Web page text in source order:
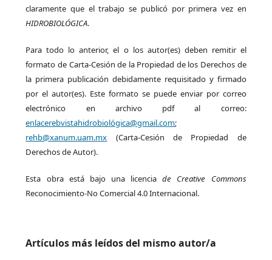
claramente que el trabajo se publicó por primera vez en
HIDROBIOLÓGICA.
Para todo lo anterior, el o los autor(es) deben remitir el
formato de Carta-Cesión de la Propiedad de los Derechos de
la primera publicación debidamente requisitado y firmado
por el autor(es). Este formato se puede enviar por correo
electrónico en archivo pdf al correo:
enlacerebvistahidrobiológica@gmail.com;
rehb@xanum.uam.mx (Carta-Cesión de Propiedad de
Derechos de Autor).
Esta obra está bajo una licenciade Creative Commons
Reconocimiento-No Comercial 4.0 Internacional.
Artículos más leídos del mismo autor/a